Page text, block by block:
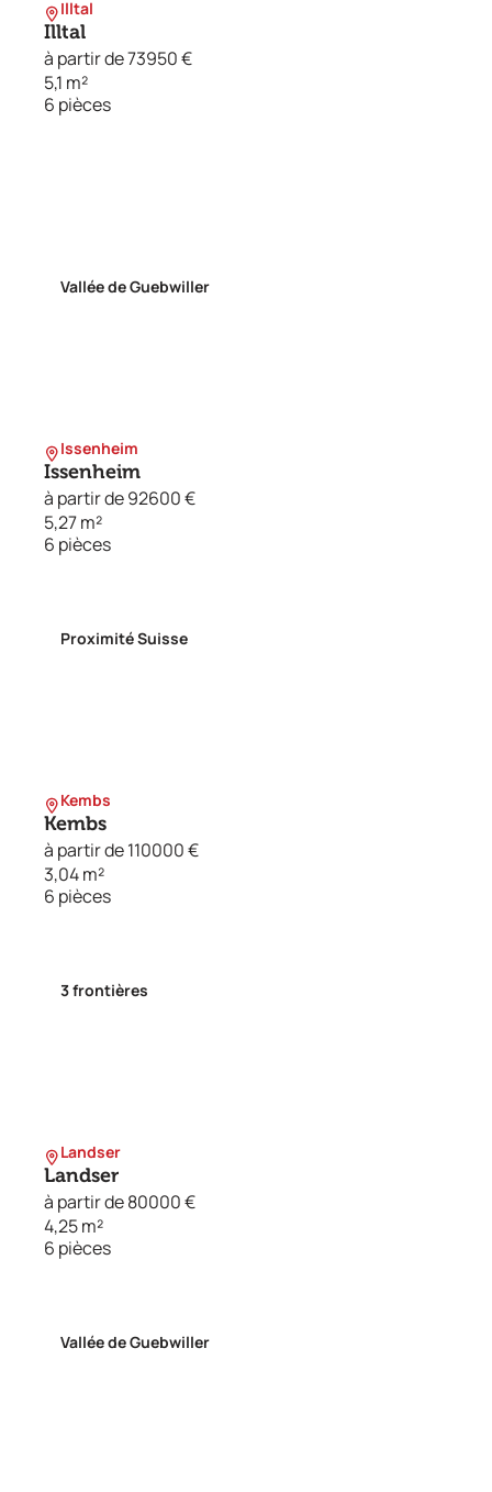
Illtal
Illtal
à partir de 73950 €
5,1 m²
6 pièces
Vallée de Guebwiller
Issenheim
Issenheim
à partir de 92600 €
5,27 m²
6 pièces
Proximité Suisse
Kembs
Kembs
à partir de 110000 €
3,04 m²
6 pièces
3 frontières
Landser
Landser
à partir de 80000 €
4,25 m²
6 pièces
Vallée de Guebwiller